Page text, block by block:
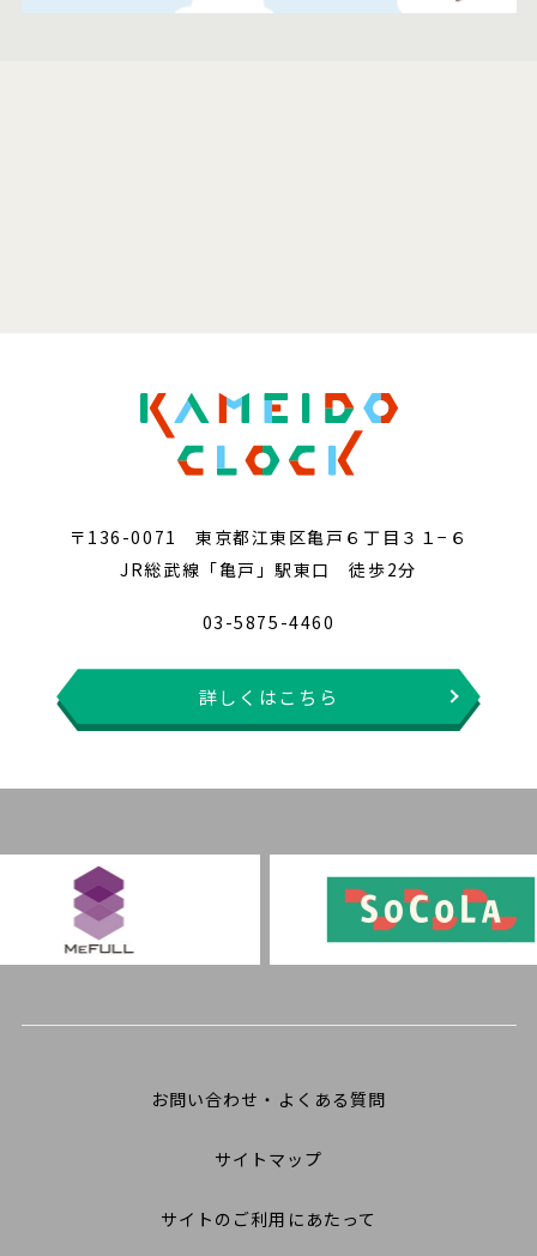
〒136-0071 東京都江東区亀戸６丁目３１−６
JR総武線「亀戸」駅東口 徒歩2分
03-5875-4460
詳しくはこちら
お問い合わせ・よくある質問
サイトマップ
サイトのご利用にあたって